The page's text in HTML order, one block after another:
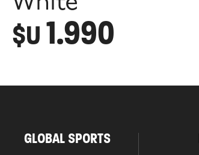
$U 1.990
GLOBAL SPORTS